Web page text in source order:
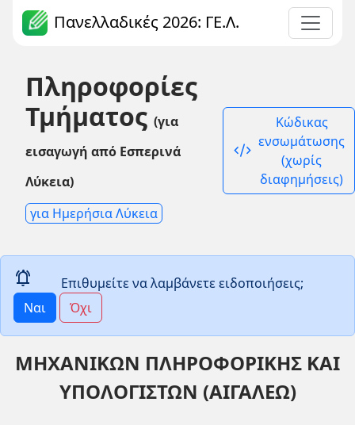
Πανελλαδικές 2026: ΓΕ.Λ.
Πληροφορίες
Τμήματος (για
εισαγωγή από Εσπερινά
Λύκεια)
για Ημερήσια Λύκεια
code_xml
Κώδικας
ενσωμάτωσης
(χωρίς
διαφημήσεις)
notifications_active
Επιθυμείτε να λαμβάνετε ειδοποιήσεις;
Ναι
Όχι
ΜΗΧΑΝΙΚΩΝ ΠΛΗΡΟΦΟΡΙΚΗΣ ΚΑΙ
ΥΠΟΛΟΓΙΣΤΩΝ (ΑΙΓΑΛΕΩ)